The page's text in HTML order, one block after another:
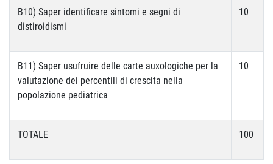
B10) Saper identificare sintomi e segni di
distiroidismi
10
B11) Saper usufruire delle carte auxologiche per la
valutazione dei percentili di crescita nella
popolazione pediatrica
10
TOTALE 100